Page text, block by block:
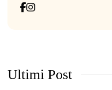
Ultimi Post